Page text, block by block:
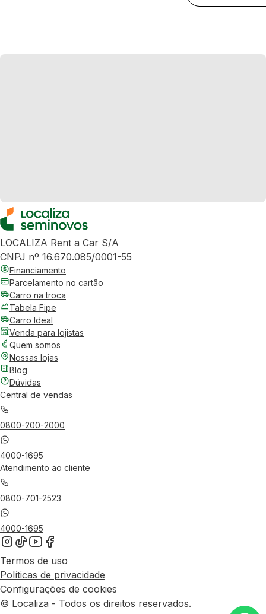
LOCALIZA Rent a Car S/A
CNPJ nº 16.670.085/0001-55
Financiamento
Parcelamento no cartão
Carro na troca
Tabela Fipe
Carro Ideal
Venda para lojistas
Quem somos
Nossas lojas
Blog
Dúvidas
Central de vendas
0800-200-2000
4000-1695
Atendimento ao cliente
0800-701-2523
4000-1695
Termos de uso
Políticas de privacidade
Configurações de cookies
© Localiza - Todos os direitos reservados.